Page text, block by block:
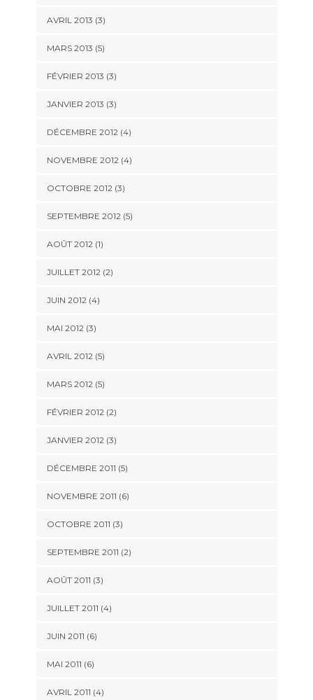
AVRIL 2013 (3)
MARS 2013 (5)
FÉVRIER 2013 (3)
JANVIER 2013 (3)
DÉCEMBRE 2012(4)
NOVEMBRE 2012(4)
OCTOBRE 2012(3)
SEPTEMBRE 2012(5)
AOÛT 2012(1)
JUILLET 2012(2)
JUIN 2012(4)
MAI 2012(3)
AVRIL 2012(5)
MARS 2012(5)
FÉVRIER 2012(2)
JANVIER 2012(3)
DÉCEMBRE 2011 (5)
NOVEMBRE 2011 (6)
OCTOBRE 2011 (3)
SEPTEMBRE 2011 (2)
AOÛT 2011 (3)
JUILLET 2011 (4)
JUIN 2011 (6)
MAI 2011 (6)
AVRIL 2011 (4)